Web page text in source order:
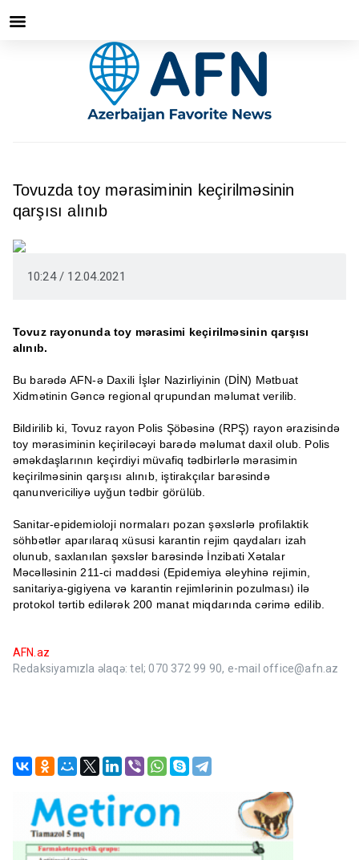
Tovuzda toy mərasiminin keçirilməsinin
qarşısı alınıb
10:24 / 12.04.2021
Tovuz rayonunda toy mərasimi keçirilməsinin qarşısı
alınıb.
Bu barədə AFN-ə Daxili İşlər Nazirliyinin (DİN) Mətbuat
Xidmətinin Gəncə regional qrupundan məlumat verilib.
Bildirilib ki, Tovuz rayon Polis Şöbəsinə (RPŞ) rayon ərazisində
toy mərasiminin keçiriləcəyi barədə məlumat daxil olub. Polis
əməkdaşlarının keçirdiyi müvafiq tədbirlərlə mərasimin
keçirilməsinin qarşısı alınıb, iştirakçılar barəsində
qanunvericiliyə uyğun tədbir görülüb.
Sanitar-epidemioloji normaları pozan şəxslərlə profilaktik
söhbətlər aparılaraq xüsusi karantin rejim qaydaları izah
olunub, saxlanılan şəxslər barəsində İnzibati Xətalar
Məcəlləsinin 211-ci maddəsi (Epidemiya əleyhinə rejimin,
sanitariya-gigiyena və karantin rejimlərinin pozulması) ilə
protokol tərtib edilərək 200 manat miqdarında cərimə edilib.
AFN.az
Redaksiyamızla əlaqə: tel; 070 372 99 90, e-mail office@afn.az